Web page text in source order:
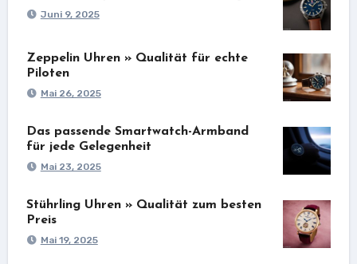
Juni 9, 2025
Zeppelin Uhren » Qualität für echte
Piloten
Mai 26, 2025
Das passende Smartwatch-Armband
für jede Gelegenheit
Mai 23, 2025
Stührling Uhren » Qualität zum besten
Preis
Mai 19, 2025